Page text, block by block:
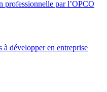
professionnelle par l’OPCO
développer en entreprise